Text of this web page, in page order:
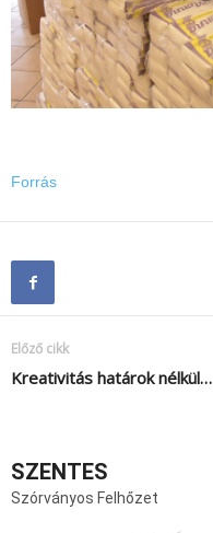
Forrás
Előző cikk
Kreativitás határok nélkül…
SZENTES
Szórványos Felhőzet